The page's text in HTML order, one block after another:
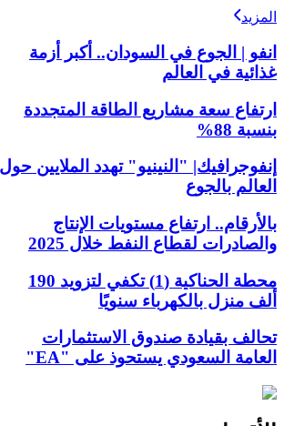
المزيد
انفو | الجوع في السودان.. أكبر أزمة
غذائية في العالم
ارتفاع سعة مشاريع الطاقة المتجددة
بنسبة 88%
إنفوجرافيك| "النينيو" تهدد الملايين حول
العالم بالجوع
بالأرقام.. ارتفاع مستويات الإنتاج
والصادرات لقطاع النفط خلال 2025
محطة الحناكية (1) تكفي لتزويد 190
ألف منزل بالكهرباء سنويًا
تحالف بقيادة صندوق الاستثمارات
العامة السعودي يستحوذ على "EA"